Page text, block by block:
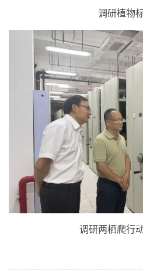
调研植物
调研两栖爬行